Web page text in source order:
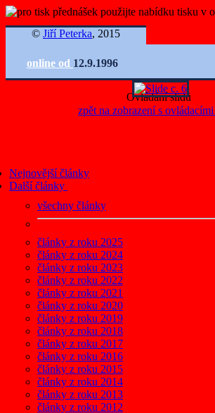
© Jiří Peterka, 2015
online od 12.9.1996
Ovládání slidů
Nejnovější články
Další články
všechny články
články z roku 2025
články z roku 2024
články z roku 2023
články z roku 2022
články z roku 2021
články z roku 2020
články z roku 2019
články z roku 2018
články z roku 2017
články z roku 2016
články z roku 2015
články z roku 2014
články z roku 2013
články z roku 2012
zpět na zobrazení s